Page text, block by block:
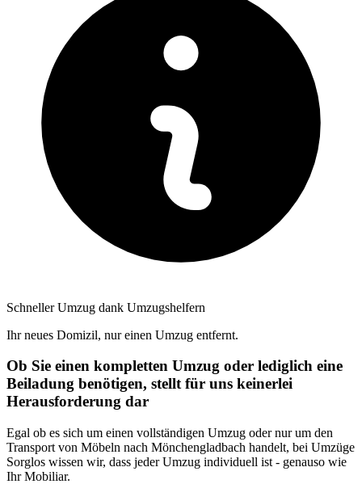
Schneller Umzug dank Umzugshelfern
Ihr neues Domizil, nur einen Umzug entfernt.
Ob Sie einen kompletten Umzug oder lediglich eine
Beiladung benötigen, stellt für uns keinerlei
Herausforderung dar
Egal ob es sich um einen vollständigen Umzug oder nur um den
Transport von Möbeln nach Mönchengladbach handelt, bei Umzüge
Sorglos wissen wir, dass jeder Umzug individuell ist - genauso wie
Ihr Mobiliar.